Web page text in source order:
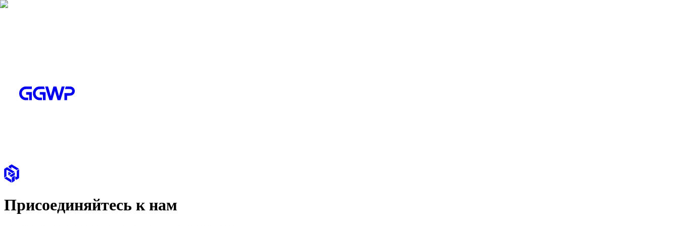
Присоединяйтесь к нам